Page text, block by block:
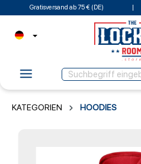
Gratisversand ab 75 € (DE)
KATEGORIEN HOODIES